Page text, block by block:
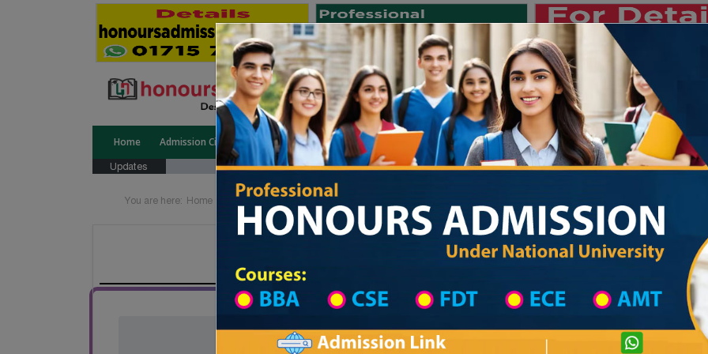
Home Admission Circular Public University Private University International University University College
Updates জাতীয় বিশ্ববিদ্যালয় ২০২৫-২৬
You are here: Home Board List College List District Wise
Private University Admission
Advocate Abdul Hai College